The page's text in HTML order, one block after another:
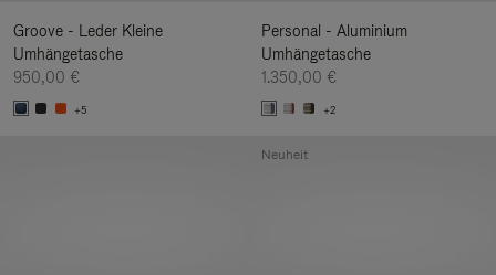
Groove - Leder Kleine
Umhängetasche
950,00 €
+5
Personal - Aluminium
Umhängetasche
1.350,00 €
+2
Neuheit